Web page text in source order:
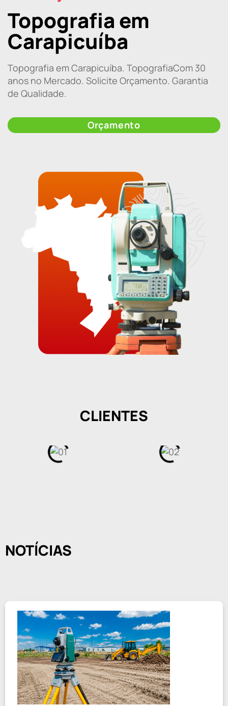
Topografia em
Carapicuíba
Topografia em Carapicuíba. TopografiaCom 30
anos no Mercado. Solicite Orçamento. Garantia
de Qualidade.
Orçamento
CLIENTES
NOTÍCIAS